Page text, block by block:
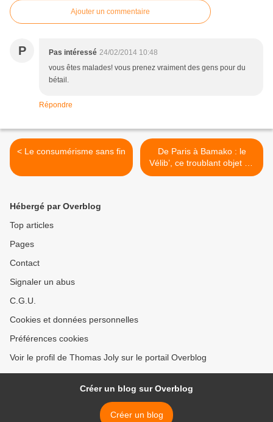
Ajouter un commentaire
P Pas intéressé 24/02/2014 10:48
vous êtes malades! vous prenez vraiment des gens pour du
bétail.
Répondre
< Le consumérisme sans fin
De Paris à Bamako : le
Vélib’, ce troublant objet du
désir ! (par Joris Karl) >
Hébergé par Overblog
Top articles
Pages
Contact
Signaler un abus
C.G.U.
Cookies et données personnelles
Préférences cookies
Voir le profil de Thomas Joly sur le portail Overblog
Créer un blog sur Overblog
Créer un blog